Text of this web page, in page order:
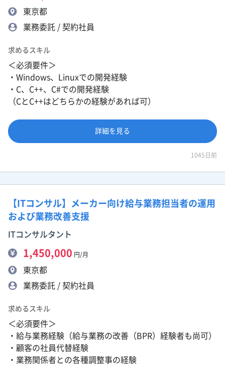
東京都
業務委託 / 契約社員
求めるスキル
＜必須要件＞
・Windows、Linuxでの開発経験
・C、C++、C#での開発経験
（CとC++はどちらかの経験があれば可）
詳細を見る
1045日前
【ITコンサル】メーカー向け給与業務担当者の運用
および業務改善支援
ITコンサルタント
1,450,000 円/月
東京都
業務委託 / 契約社員
求めるスキル
＜必須要件＞
・給与業務経験（給与業務の改善（BPR）経験者も尚可）
・顧客の社員代替経験
・業務関係者との各種調整事の経験